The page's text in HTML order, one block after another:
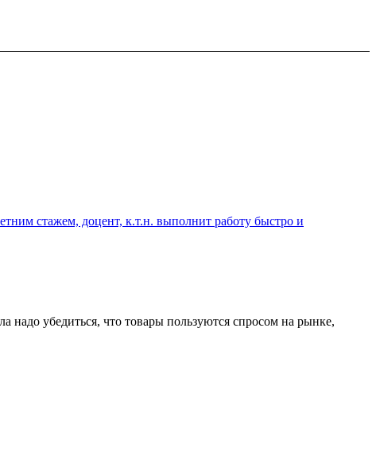
стажем, доцент, к.т.н. выполнит работу быстро и
надо убедиться, что товары пользуются спросом на рынке,